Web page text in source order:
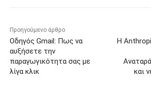
Προηγούμενο άρθρο
Οδηγός Gmail: Πως να
αυξήσετε την
παραγωγικότητα σας με
λίγα κλικ
Η
και